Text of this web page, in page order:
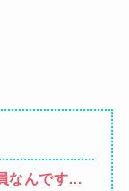
なんですけ